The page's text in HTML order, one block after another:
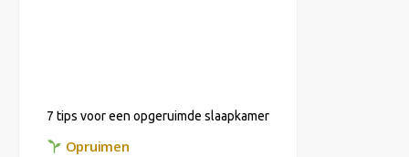
7 tips voor een opgeruimde slaapkamer
Opruimen